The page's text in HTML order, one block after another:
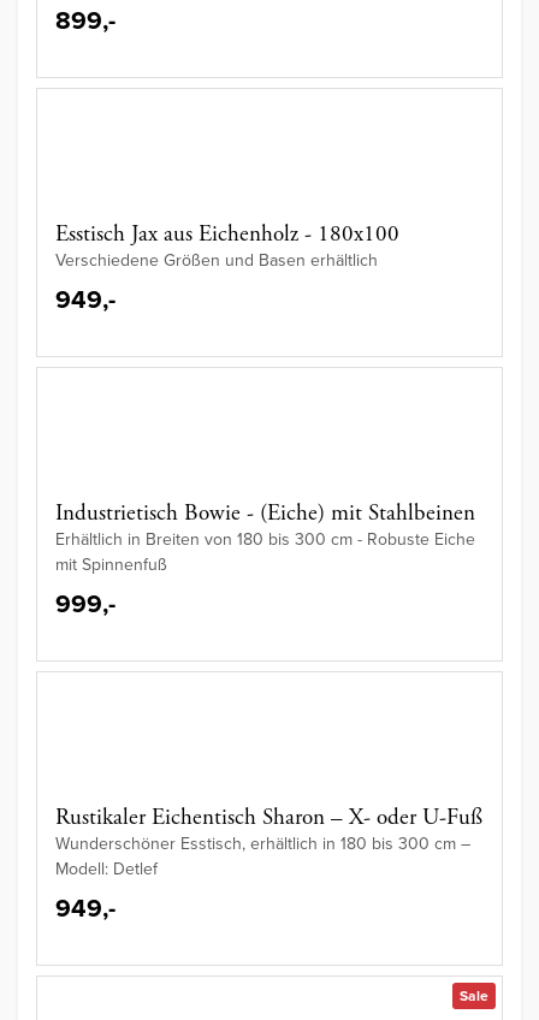
899,-
Esstisch Jax aus Eichenholz - 180x100
Verschiedene Größen und Basen erhältlich
949,-
Industrietisch Bowie - (Eiche) mit Stahlbeinen
Erhältlich in Breiten von 180 bis 300 cm - Robuste Eiche
mit Spinnenfuß
999,-
Rustikaler Eichentisch Sharon – X- oder U-Fuß
Wunderschöner Esstisch, erhältlich in 180 bis 300 cm –
Modell: Detlef
949,-
Sale